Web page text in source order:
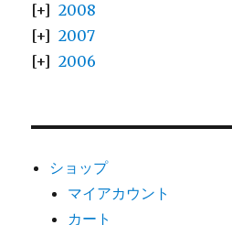
2008
2007
2006
ショップ
マイアカウント
カート